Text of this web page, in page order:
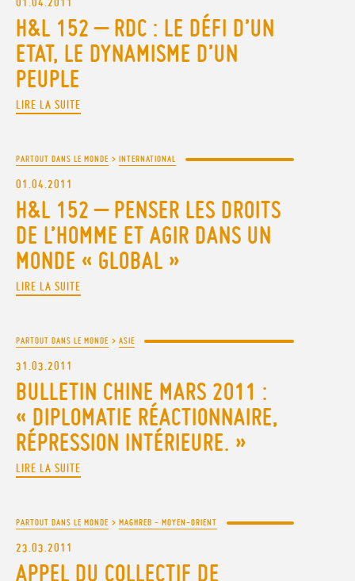
H&L 152 – RDC : LE DÉFI D’UN
ETAT, LE DYNAMISME D’UN
PEUPLE
LIRE LA SUITE
PARTOUT DANS LE MONDE > INTERNATIONAL
01.04.2011
H&L 152 – PENSER LES DROITS
DE L’HOMME ET AGIR DANS UN
MONDE « GLOBAL »
LIRE LA SUITE
PARTOUT DANS LE MONDE > ASIE
31.03.2011
BULLETIN CHINE MARS 2011 :
« DIPLOMATIE RÉACTIONNAIRE,
RÉPRESSION INTÉRIEURE. »
LIRE LA SUITE
PARTOUT DANS LE MONDE > MAGHREB - MOYEN-ORIENT
23.03.2011
APPEL DU COLLECTIF DE